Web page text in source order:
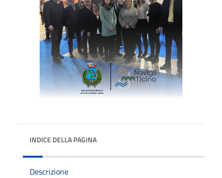
INDICE DELLA PAGINA
Descrizione